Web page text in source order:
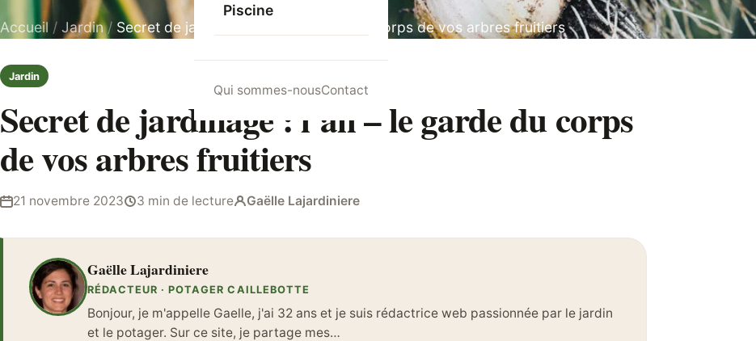
Piscine
Qui sommes-nousContact
Accueil / Jardin/ Secret de jardinage : l’ail – le garde du corps de vos arbres fruitiers
Jardin
Secret de jardinage : l’ail – le garde du corps
de vos arbres fruitiers
21 novembre 2023 3 min de lecture Gaëlle Lajardiniere
Gaëlle Lajardiniere
RÉDACTEUR · POTAGER CAILLEBOTTE
Bonjour, je m'appelle Gaelle, j'ai 32 ans et je suis rédactrice web passionnée par le jardin
et le potager. Sur ce site, je partage mes…